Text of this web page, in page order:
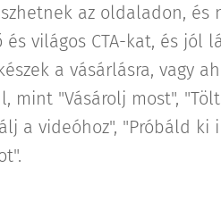
az oldaladon, és
világos CTA-kat, és jól
a vásárlásra, vagy
mint "Vásárolj most",
a videóhoz", "Próbáld ki